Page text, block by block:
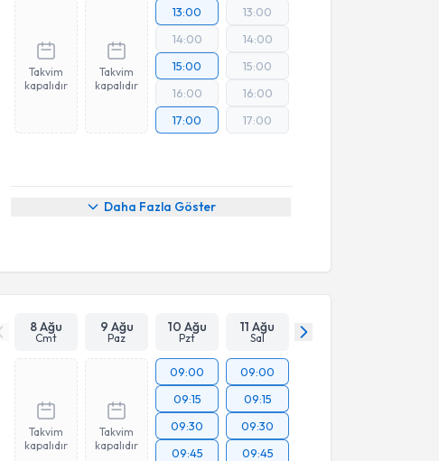
Takvim
kapalıdır
Takvim
kapalıdır
13:00
14:00
15:00
16:00
17:00
13:00
14:00
15:00
16:00
17:00
Daha Fazla Göster
8 Ağu
Cmt
9 Ağu
Paz
10 Ağu
Pzt
11 Ağu
Sal
Takvim
kapalıdır
Takvim
kapalıdır
09:00
09:15
09:30
09:45
09:00
09:15
09:30
09:45